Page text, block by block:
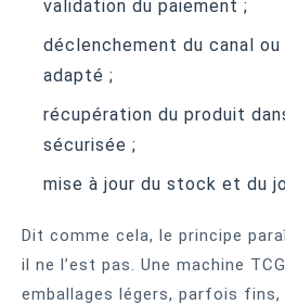
validation du paiement ;
déclenchement du canal
adapté ;
récupération du produit
sécurisée ;
mise à jour du stock et du
Dit comme cela, le principe
il ne l’est pas. Une machine
emballages légers, parfois